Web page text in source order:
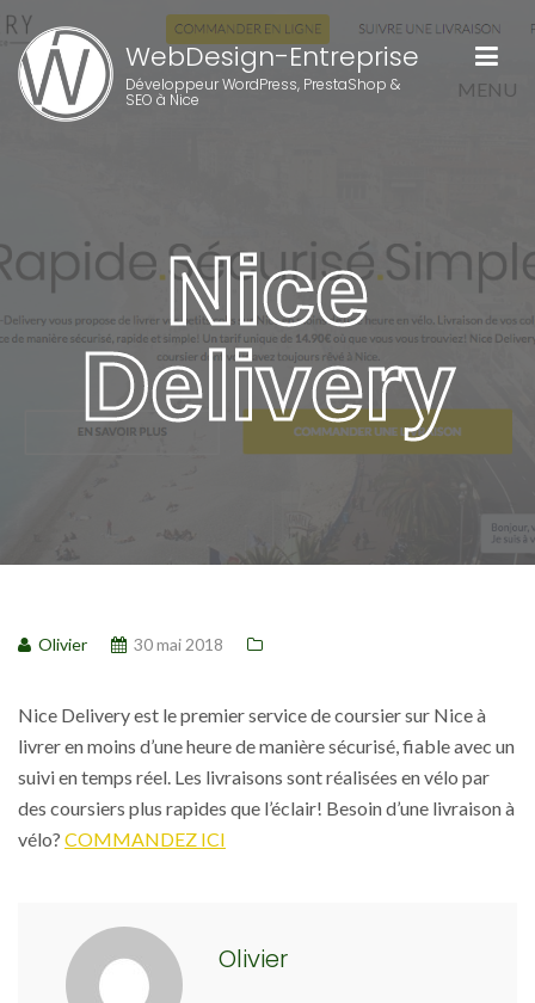
WebDesign-Entreprise
Développeur WordPress, PrestaShop &
SEO à Nice MENU
Nice
Delivery
Olivier 30 mai 2018
Nice Delivery est le premier service de coursier sur Nice à
livrer en moins d’une heure de manière sécurisé, fiable avec un
suivi en temps réel. Les livraisons sont réalisées en vélo par
des coursiers plus rapides que l’éclair! Besoin d’une livraison à
vélo? COMMANDEZ ICI
Olivier